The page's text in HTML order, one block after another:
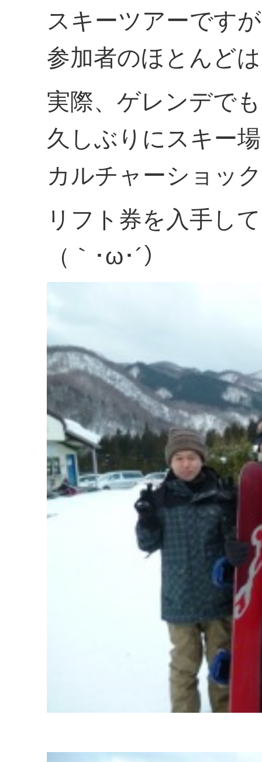
スキーツアーです
参加者のほとんど
実際、ゲレンデで
久しぶりにスキー
カルチャーショッ
リフト券を入手し
（｀･ω･´）